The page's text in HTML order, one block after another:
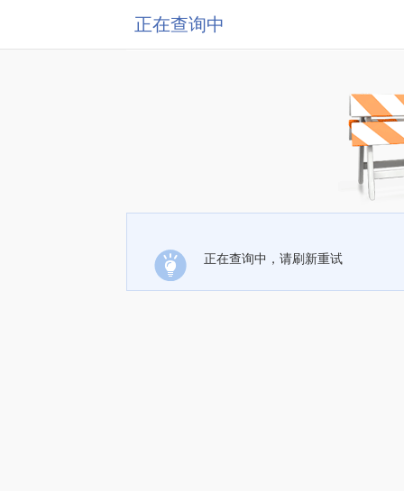
正在查询中
正在查询中，请刷新重试